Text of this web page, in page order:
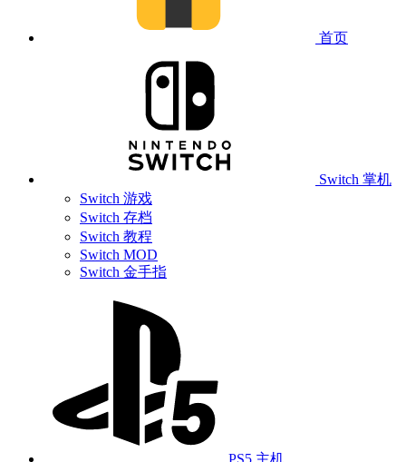
首页
Switch 掌机
Switch 游戏
Switch 存档
Switch 教程
Switch MOD
Switch 金手指